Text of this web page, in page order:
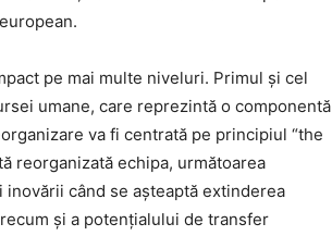
pe mai multe niveluri. Primul şi cel
umane, care reprezintă o componentă
va fi centrată pe principiul “the
reorganizată echipa, următoarea
când se aşteaptă extinderea
şi a potenţialului de transfer